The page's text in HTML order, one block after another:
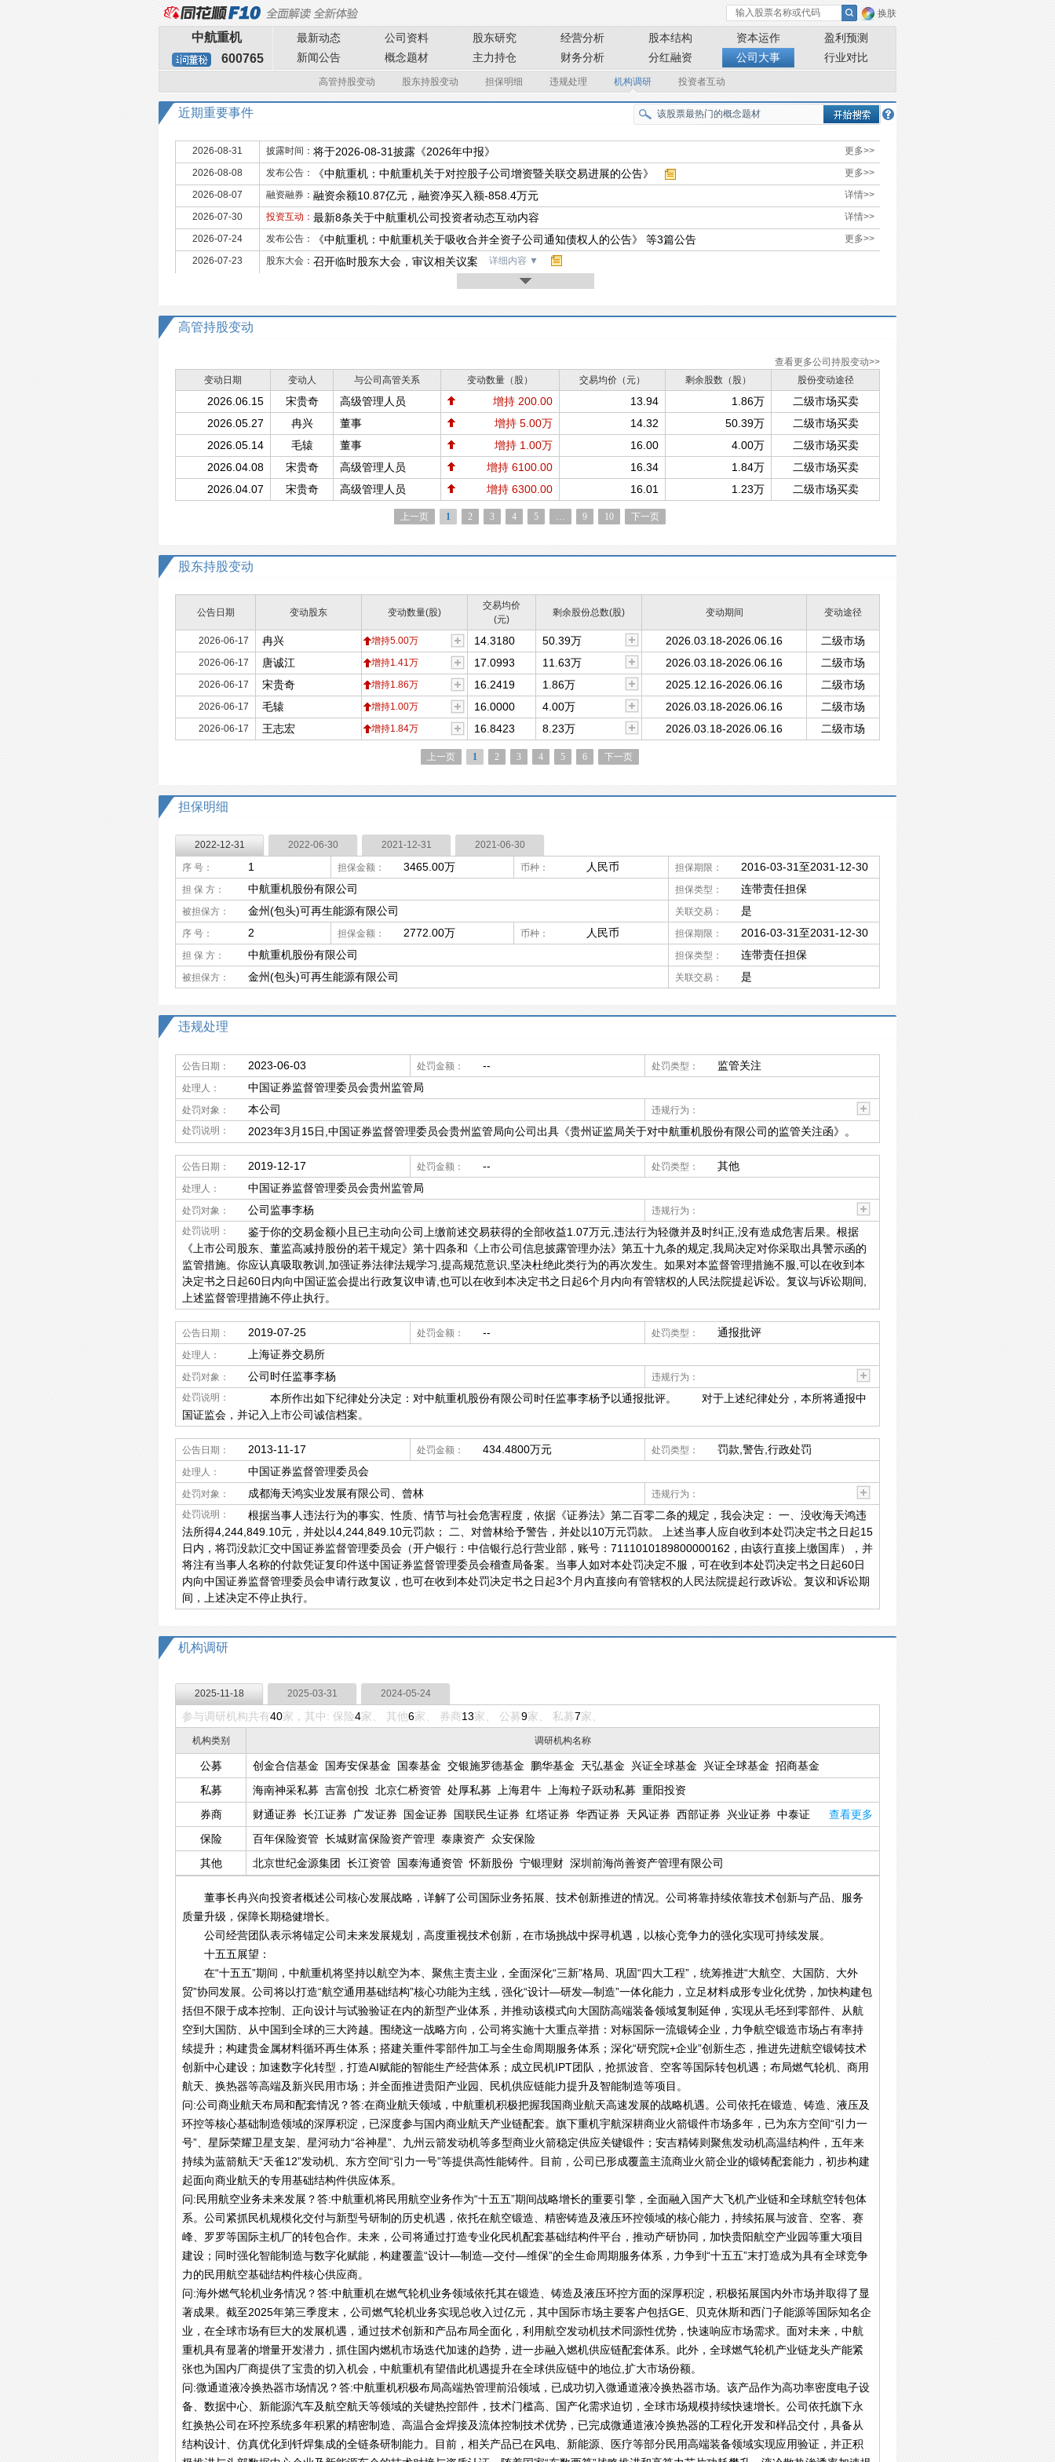
换肤
中航重机
600765
最新动态 公司资料 股东研究 经营分析 股本结构 资本运作
盈利预测
新闻公告
概念题材 主力持仓 财务分析 分红融资 公司大事 行业对比
高管持股变动 股东持股变动 担保明细 违规处理 机构调研 投资者互动
近期重要事件
2026-08-31 披露时间： 更多>>
将于2026-08-31披露《2026年中报》
2026-08-08 发布公告： 更多>>
《中航重机：中航重机关于对控股子公司增资暨关联交易进展的公告》
2026-08-07 融资融券： 详情>>
融资余额10.87亿元，融资净买入额-858.4万元
2026-07-30 投资互动： 详情>>
最新8条关于中航重机公司投资者动态互动内容
2026-07-24 发布公告： 更多>>
《中航重机：中航重机关于吸收合并全资子公司通知债权人的公告》 等3篇公告
2026-07-23 股东大会： 召开临时股东大会，审议相关议案 详细内容 ▼
高管持股变动
查看更多公司持股变动>>
变动日期
变动人 与公司高管关系 变动数量（股） 交易均价（元） 剩余股数（股） 股份变动途径
2026.06.15 宋贵奇 高级管理人员 增持 200.00 13.94 1.86万
二级市场买卖
2026.05.27
冉兴 董事 增持 5.00万 14.32 50.39万
二级市场买卖
2026.05.14
毛辕 董事 增持 1.00万 16.00 4.00万
二级市场买卖
2026.04.08
宋贵奇 高级管理人员 增持 6100.00 16.34 1.84万
二级市场买卖
2026.04.07
宋贵奇 高级管理人员 增持 6300.00 16.01 1.23万 二级市场买卖
上一页 1 2 3 4 5 … 9 10 下一页
股东持股变动
公告日期 变动股东 变动数量(股)
交易均价
(元)
剩余股份总数(股) 变动期间 变动途径
2026-06-17 冉兴 增持5.00万 14.3180 50.39万 2026.03.18-2026.06.16 二级市场
2026-06-17 唐诚江 增持1.41万 17.0993 11.63万 2026.03.18-2026.06.16 二级市场
2026-06-17 宋贵奇 增持1.86万 16.2419 1.86万 2025.12.16-2026.06.16 二级市场
2026-06-17 毛辕 增持1.00万 16.0000 4.00万 2026.03.18-2026.06.16 二级市场
2026-06-17 王志宏 增持1.84万 16.8423 8.23万 2026.03.18-2026.06.16 二级市场
上一页 1 2 3 4 5 6 下一页
担保明细
2022-12-31 2022-06-30 2021-12-31 2021-06-30
序 号： 1 担保金额： 3465.00万 币种： 人民币 担保期限： 2016-03-31至2031-12-30
担 保 方： 中航重机股份有限公司 担保类型： 连带责任担保
被担保方： 金州(包头)可再生能源有限公司 关联交易： 是
序 号： 2 担保金额： 2772.00万 币种： 人民币 担保期限： 2016-03-31至2031-12-30
担 保 方： 中航重机股份有限公司 担保类型： 连带责任担保
被担保方： 金州(包头)可再生能源有限公司 关联交易： 是
违规处理
公告日期： 2023-06-03 处罚金额： -- 处罚类型： 监管关注
处理人： 中国证券监督管理委员会贵州监管局
处罚对象： 本公司
违规行为：
处罚说明：
2023年3月15日,中国证券监督管理委员会贵州监管局向公司出具《贵州证监局关于对中航重机股份有限公司的监管关注函》。
公告日期： 2019-12-17 处罚金额： -- 处罚类型： 其他
处理人： 中国证券监督管理委员会贵州监管局
处罚对象： 公司监事李杨
违规行为：
处罚说明：
鉴于你的交易金额小且已主动向公司上缴前述交易获得的全部收益1.07万元,违法行为轻微并及时纠正,没有造成危害后果。根据
《上市公司股东、董监高减持股份的若干规定》第十四条和《上市公司信息披露管理办法》第五十九条的规定,我局决定对你采取出具警示函的
监管措施。你应认真吸取教训,加强证券法律法规学习,提高规范意识,坚决杜绝此类行为的再次发生。如果对本监督管理措施不服,可以在收到本
决定书之日起60日内向中国证监会提出行政复议申请,也可以在收到本决定书之日起6个月内向有管辖权的人民法院提起诉讼。复议与诉讼期间,
上述监督管理措施不停止执行。
公告日期： 2019-07-25 处罚金额： -- 处罚类型： 通报批评
处理人： 上海证券交易所
处罚对象： 公司时任监事李杨
违规行为：
处罚说明：
本所作出如下纪律处分决定：对中航重机股份有限公司时任监事李杨予以通报批评。 对于上述纪律处分，本所将通报中
国证监会，并记入上市公司诚信档案。
公告日期： 2013-11-17 处罚金额： 434.4800万元 处罚类型： 罚款,警告,行政处罚
处理人： 中国证券监督管理委员会
处罚对象： 成都海天鸿实业发展有限公司、曾林
违规行为：
处罚说明：
根据当事人违法行为的事实、性质、情节与社会危害程度，依据《证券法》第二百零二条的规定，我会决定： 一、没收海天鸿违
法所得4,244,849.10元，并处以4,244,849.10元罚款； 二、对曾林给予警告，并处以10万元罚款。 上述当事人应自收到本处罚决定书之日起15
日内，将罚没款汇交中国证券监督管理委员会（开户银行：中信银行总行营业部，账号：7111010189800000162，由该行直接上缴国库），并
将注有当事人名称的付款凭证复印件送中国证券监督管理委员会稽查局备案。当事人如对本处罚决定不服，可在收到本处罚决定书之日起60日
内向中国证券监督管理委员会申请行政复议，也可在收到本处罚决定书之日起3个月内直接向有管辖权的人民法院提起行政诉讼。复议和诉讼期
间，上述决定不停止执行。
机构调研
2025-11-18 2025-03-31 2024-05-24
参与调研机构共有40家，其中: 保险4家、 其他6家、 券商13家、 公募9家、 私募7家、
机构类别 调研机构名称
公募 创金合信基金 国寿安保基金 国泰基金 交银施罗德基金 鹏华基金 天弘基金 兴证全球基金 兴证全球基金 招商基金
私募
海南神采私募 吉富创投 北京仁桥资管 处厚私募 上海君牛 上海粒子跃动私募 重阳投资
券商
查看更多
财通证券 长江证券 广发证券 国金证券 国联民生证券 红塔证券 华西证券 天风证券 西部证券 兴业证券 中泰证
券 中信建投证券 中邮证券
保险 百年保险资管 长城财富保险资产管理 泰康资产 众安保险
其他
北京世纪金源集团 长江资管 国泰海通资管 怀新股份 宁银理财 深圳前海尚善资产管理有限公司
董事长冉兴向投资者概述公司核心发展战略，详解了公司国际业务拓展、技术创新推进的情况。公司将靠持续依靠技术创新与产品、服务
质量升级，保障长期稳健增长。
公司经营团队表示将锚定公司未来发展规划，高度重视技术创新，在市场挑战中探寻机遇，以核心竞争力的强化实现可持续发展。
十五五展望：
在“十五五”期间，中航重机将坚持以航空为本、聚焦主责主业，全面深化“三新”格局、巩固“四大工程”，统筹推进“大航空、大国防、大外
贸”协同发展。公司将以打造“航空通用基础结构”核心功能为主线，强化“设计—研发—制造”一体化能力，立足材料成形专业化优势，加快构建包
括但不限于成本控制、正向设计与试验验证在内的新型产业体系，并推动该模式向大国防高端装备领域复制延伸，实现从毛坯到零部件、从航
空到大国防、从中国到全球的三大跨越。围绕这一战略方向，公司将实施十大重点举措：对标国际一流锻铸企业，力争航空锻造市场占有率持
续提升；构建贵金属材料循环再生体系；搭建关重件零部件加工与全生命周期服务体系；深化“研究院+企业”创新生态，推进先进航空锻铸技术
创新中心建设；加速数字化转型，打造AI赋能的智能生产经营体系；成立民机IPT团队，抢抓波音、空客等国际转包机遇；布局燃气轮机、商用
航天、换热器等高端及新兴民用市场；并全面推进贵阳产业园、民机供应链能力提升及智能制造等项目。
问:公司商业航天布局和配套情况？答:在商业航天领域，中航重机积极把握我国商业航天高速发展的战略机遇。公司依托在锻造、铸造、液压及
环控等核心基础制造领域的深厚积淀，已深度参与国内商业航天产业链配套。旗下重机宇航深耕商业火箭锻件市场多年，已为东方空间“引力一
号”、星际荣耀卫星支架、星河动力“谷神星”、九州云箭发动机等多型商业火箭稳定供应关键锻件；安吉精铸则聚焦发动机高温结构件，五年来
持续为蓝箭航天“天雀12”发动机、东方空间“引力一号”等提供高性能铸件。目前，公司已形成覆盖主流商业火箭企业的锻铸配套能力，初步构建
起面向商业航天的专用基础结构件供应体系。
问:民用航空业务未来发展？答:中航重机将民用航空业务作为“十五五”期间战略增长的重要引擎，全面融入国产大飞机产业链和全球航空转包体
系。公司紧抓民机规模化交付与新型号研制的历史机遇，依托在航空锻造、精密铸造及液压环控领域的核心能力，持续拓展与波音、空客、赛
峰、罗罗等国际主机厂的转包合作。未来，公司将通过打造专业化民机配套基础结构件平台，推动产研协同，加快贵阳航空产业园等重大项目
建设；同时强化智能制造与数字化赋能，构建覆盖“设计—制造—交付—维保”的全生命周期服务体系，力争到“十五五”末打造成为具有全球竞争
力的民用航空基础结构件核心供应商。
问:海外燃气轮机业务情况？答:中航重机在燃气轮机业务领域依托其在锻造、铸造及液压环控方面的深厚积淀，积极拓展国内外市场并取得了显
著成果。截至2025年第三季度末，公司燃气轮机业务实现总收入过亿元，其中国际市场主要客户包括GE、贝克休斯和西门子能源等国际知名企
业，在全球市场有巨大的发展机遇，通过技术创新和产品布局全面化，利用航空发动机技术同源性优势，快速响应市场需求。面对未来，中航
重机具有显著的增量开发潜力，抓住国内燃机市场迭代加速的趋势，进一步融入燃机供应链配套体系。此外，全球燃气轮机产业链龙头产能紧
张也为国内厂商提供了宝贵的切入机会，中航重机有望借此机遇提升在全球供应链中的地位,扩大市场份额。
问:微通道液冷换热器市场情况？答:中航重机积极布局高端热管理前沿领域，已成功切入微通道液冷换热器市场。该产品作为高功率密度电子设
备、数据中心、新能源汽车及航空航天等领域的关键热控部件，技术门槛高、国产化需求迫切，全球市场规模持续快速增长。公司依托旗下永
红换热公司在环控系统多年积累的精密制造、高温合金焊接及流体控制技术优势，已完成微通道液冷换热器的工程化开发和样品交付，具备从
结构设计、仿真优化到钎焊集成的全链条研制能力。目前，相关产品已在风电、新能源、医疗等部分民用高端装备领域实现应用验证，并正积